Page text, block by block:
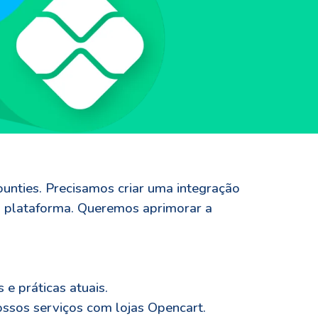
Precisamos criar uma integração
Queremos aprimorar a
e práticas atuais.
serviços com lojas Opencart.